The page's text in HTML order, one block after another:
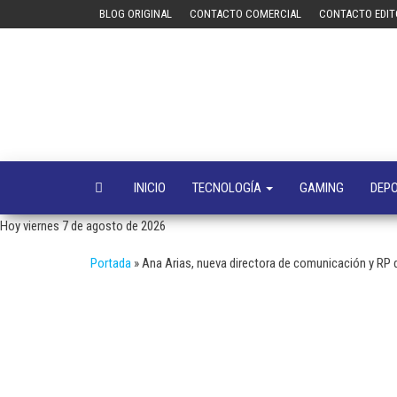
BLOG ORIGINAL CONTACTO COMERCIAL CONTACTO
INICIO TECNOLOGÍA GAMING
Hoy viernes 7 de agosto de 2026
Portada »Ana Arias, nueva directora de comunicación y RP